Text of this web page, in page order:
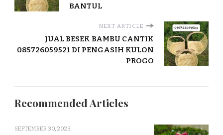
BANTUL
NEXT ARTICLE
JUAL BESEK BAMBU CANTIK
085726059521 DI PENGASIH KULON
PROGO
Recommended Articles
SEPTEMBER 30, 2023